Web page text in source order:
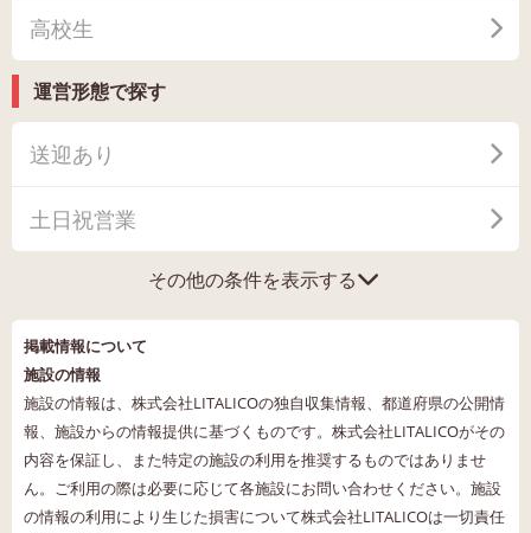
高校生
運営形態で探す
送迎あり
土日祝営業
その他の条件を表示する
掲載情報について
施設の情報
施設の情報は、株式会社LITALICOの独自収集情報、都道府県の公開情
報、施設からの情報提供に基づくものです。株式会社LITALICOがその
内容を保証し、また特定の施設の利用を推奨するものではありませ
ん。ご利用の際は必要に応じて各施設にお問い合わせください。施設
の情報の利用により生じた損害について株式会社LITALICOは一切責任